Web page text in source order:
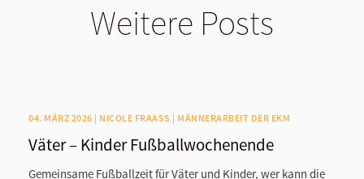
Weitere Posts
04. MÄRZ 2026 | NICOLE FRAASS | MÄNNERARBEIT DER EKM
Väter – Kinder Fußballwochenende
Gemeinsame Fußballzeit für Väter und Kinder, wer kann die